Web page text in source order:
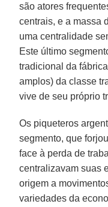
são atores
centrais, e a massa
uma centralidade
Este último
tradicional da
amplos) da classe
vive de seu próprio
Os piqueteros
segmento, que
face à perda de
centralizavam suas
origem a
variedades da